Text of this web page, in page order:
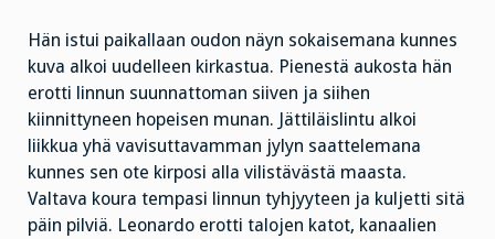
Hän istui paikallaan oudon näyn sokaisemana kunnes
kuva alkoi uudelleen kirkastua. Pienestä aukosta hän
erotti linnun suunnattoman siiven ja siihen
kiinnittyneen hopeisen munan. Jättiläislintu alkoi
liikkua yhä vavisuttavamman jylyn saattelemana
kunnes sen ote kirposi alla vilistävästä maasta.
Valtava koura tempasi linnun tyhjyyteen ja kuljetti sitä
päin pilviä. Leonardo erotti talojen katot, kanaalien